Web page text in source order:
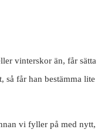
vinterskor än, får sätta
så får han bestämma lite
vi fyller på med nytt,